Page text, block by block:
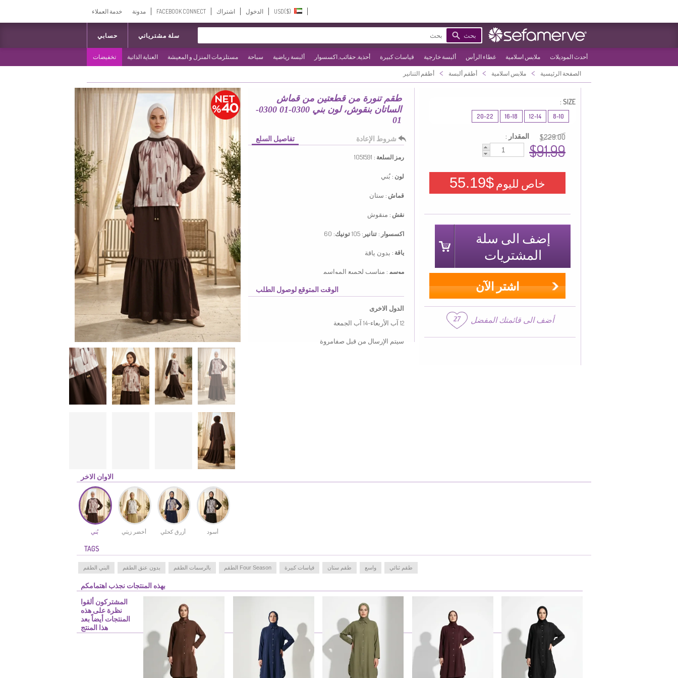
الدخول اشتراك FACEBOOK CONNECT مدونة خدمة العملاء
بحث حسابي سلة مشترياتي
أحدث الموديلات ملابس اسلامية غطاء الرأس ألبسة خارجية قياسات كبيرة أحذية, حقائب, اكسسوار ألبسة رياضية سباحة مستلزمات المنزل و المعيشة العناية الذاتية تخفيضات
الصفحة الرئيسية > ملابس اسلامية > أطقم ألبسة > أطقم التنانير
طقم تنورة من قطعتين من قماش
الساتان بنقوش، لون بني 0300-01 0300-
01
تفاصيل السلع شروط الإعادة
رمز السلعة : 1051591
لون : بُني
قماش : ستان
نقش : منقوش
اكسسوار : تنانير: تونيك:
ياقة : بدون ياقة
موسم : مناسب لجميع المواسم
خيار الأحجام كبيرة
استعمل لون البني. نسيج الحرير لديه نسيج أنيق، لطيف
ودقيق من حيث المظهر مقارنة مع أنواع أخرى. صمم مع
تعطي تلاؤما جميلا. من الممكن استعمال المنتج بدون
الوقت المتوقع لوصول الطلب
الدول الاخرى
12 آب الأربعاء-14 آب الجمعة
سيتم الإرسال من قبل صفامروة
SIZE :
8-10
12-14
16-18
20-22
المقدار : $229.00
$91.99
خاص لليوم$55.19
إضف الى سلة
المشتريات
اشتر الآن
27 أضف الى قائمتك المفضل
الاوان الاخر
بُني أخضر زيتي أزرق كحلي أسود
TAGS
البني الطقم بدون عنق الطقم بالرسمات الطقم Four Season الطقم قياسات كبيرة طقم ستان واسع طقم ثنائي
بهذه المنتجات نجذب اهتمامكم
المشتركون ألقوا
نظرة على هذه
المنتجات أيضاً بعد
هذا المنتج